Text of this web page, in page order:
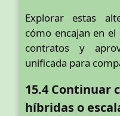
Explorar estas
cómo encajan en
contratos y
unificada para
15.4 Continuar
híbridas o